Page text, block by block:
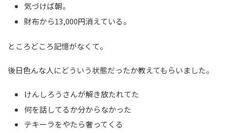
気づけば朝。
財布から13,000円消えている。
ところどころ記憶がなくて。
後日色んな人にどういう状態だったか教えてもらいました。
けんしろうさんが解き放たれてた
何を話してるか分からなかった
テキーラをやたら奢ってくる